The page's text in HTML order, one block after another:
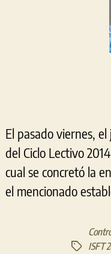
El pasado viernes,
del Ciclo Lectivo
cual se concretó la
el mencionado
Etiquetas
ISFT